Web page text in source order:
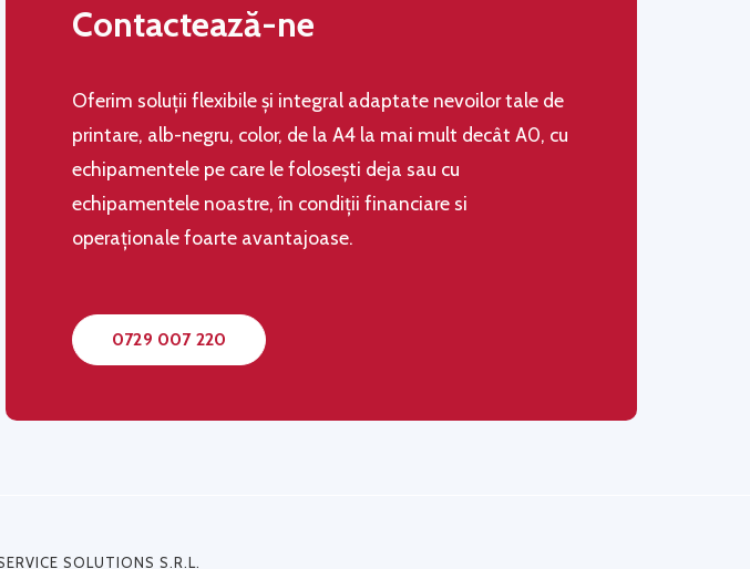
Contactează-ne
Oferim soluţii flexibile şi integral adaptate nevoilor tale de
printare, alb-negru, color, de la A4 la mai mult decât A0, cu
echipamentele pe care le folosești deja sau cu
echipamentele noastre, în condiţii financiare si
operaţionale foarte avantajoase.
0729 007 220
SOLUTIONS S.R.L.